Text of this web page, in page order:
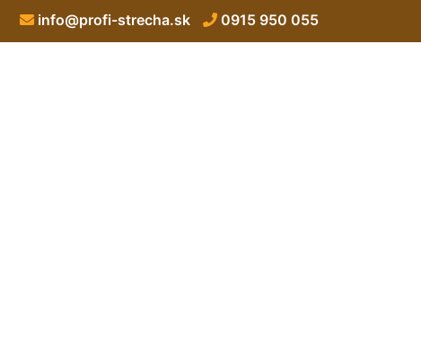
info@profi-strecha.sk 0915 950 055